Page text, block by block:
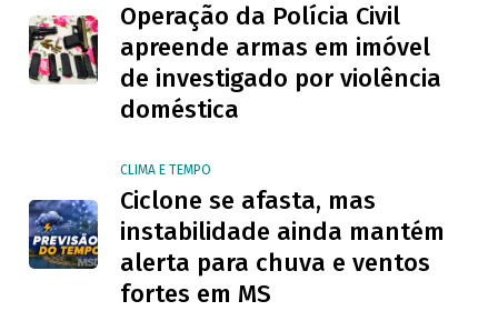
Operação da Polícia Civil
apreende armas em imóvel
de investigado por violência
doméstica
CLIMA E TEMPO
Ciclone se afasta, mas
instabilidade ainda mantém
alerta para chuva e ventos
fortes em MS